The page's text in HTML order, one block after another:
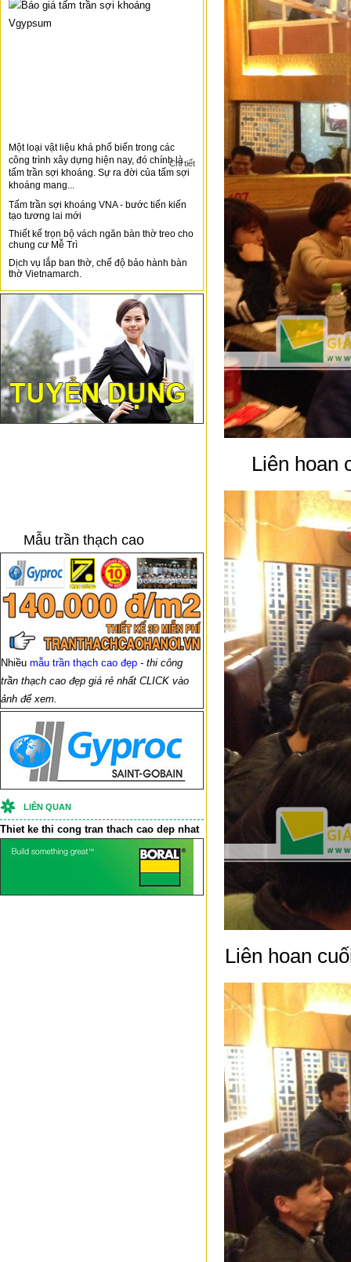
Một loại vật liệu khá phổ biến trong các
công trình xây dựng hiện nay, đó chính là
tấm trần sợi khoáng. Sự ra đời của tấm sợi
khoáng mang...
Chi tiết
Tấm trần sợi khoáng VNA - bước tiến kiến
tạo tương lai mới
Thiết kế trọn bộ vách ngăn bàn thờ treo cho
chung cư Mễ Trì
Dịch vụ lắp ban thờ, chế độ bảo hành bàn
thờ Vietnamarch.
Mẫu trần thạch cao
Nhiều mẫu trần thạch cao đẹp - thi công
trần thạch cao đẹp giá rẻ nhất CLICK vào
ảnh để xem.
LIÊN QUAN
Thiet ke thi cong tran thach cao dep nhat
Liên hoan
Liên hoan